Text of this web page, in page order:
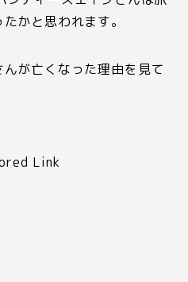
かと思われます。
が亡くなった理由を見て
Link